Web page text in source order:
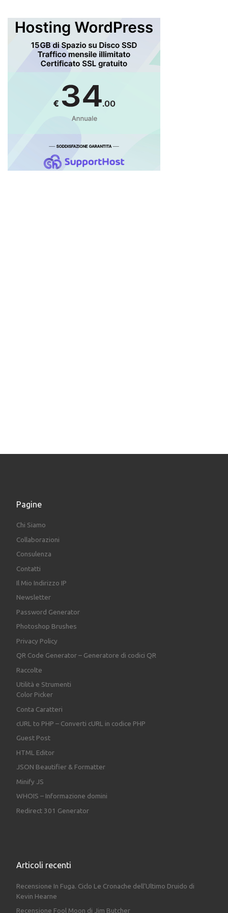
Pagine
Chi Siamo
Collaborazioni
Consulenza
Contatti
Il Mio Indirizzo IP
Newsletter
Password Generator
Photoshop Brushes
Privacy Policy
QR Code Generator – Generatore di codici QR
Raccolte
Utilità e Strumenti
Color Picker
Conta Caratteri
cURL to PHP – Converti cURL in codice PHP
Guest Post
HTML Editor
JSON Beautifier & Formatter
Minify JS
WHOIS – Informazione domini
Redirect 301 Generator
Articoli recenti
Recensione In Fuga. Ciclo Le Cronache dell’Ultimo Druido di
Kevin Hearne
Recensione Fool Moon di Jim Butcher